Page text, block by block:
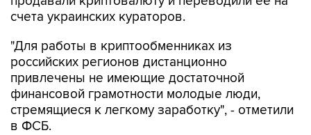
счета украинских кураторов.
"Для работы в криптообменниках из
российских регионов дистанционно
привлечены не имеющие достаточной
финансовой грамотности молодые люди,
стремящиеся к легкому заработку", - отметили
в ФСБ.